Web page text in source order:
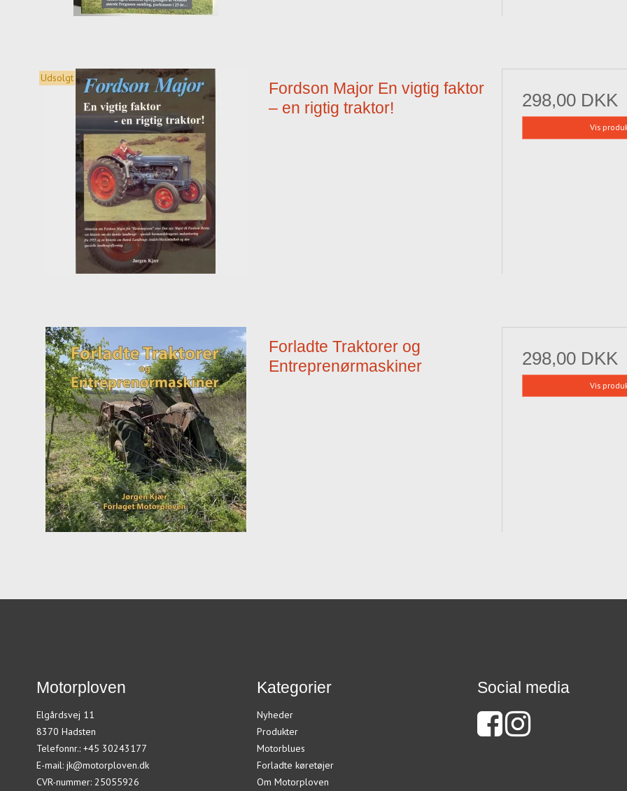
Udsolgt
Fordson Major En vigtig faktor
– en rigtig traktor!
298,00 DKK
Vis
Forladte Traktorer og
Entreprenørmaskiner
298,00 DKK
Vis
Motorploven
Elgårdsvej 11
8370 Hadsten
Telefonnr.: +45 30243177
E-mail: jk@motorploven.dk
CVR-nummer: 25055926
Kategorier
Nyheder
Produkter
Motorblues
Forladte køretøjer
Om Motorploven
Social media